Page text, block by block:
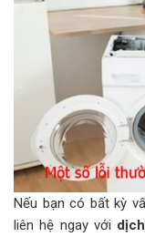
Nếu bạn có bất kỳ
liên hệ ngay với